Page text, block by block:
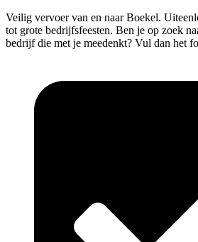
Veilig vervoer van en naar Boekel.
tot grote bedrijfsfeesten. Ben je op zoek
bedrijf die met je meedenkt? Vul dan het